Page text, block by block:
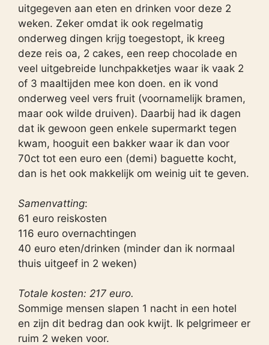
uitgegeven aan eten en drinken voor deze 2
weken. Zeker omdat ik ook regelmatig
onderweg dingen krijg toegestopt, ik kreeg
deze reis oa, 2 cakes, een reep chocolade en
veel uitgebreide lunchpakketjes waar ik vaak 2
of 3 maaltijden mee kon doen. en ik vond
onderweg veel vers fruit (voornamelijk bramen,
maar ook wilde druiven). Daarbij had ik dagen
dat ik gewoon geen enkele supermarkt tegen
kwam, hooguit een bakker waar ik dan voor
70ct tot een euro een (demi) baguette kocht,
dan is het ook makkelijk om weinig uit te geven.
Samenvatting:
61 euro reiskosten
116 euro overnachtingen
40 euro eten/drinken (minder dan ik normaal
thuis uitgeef in 2 weken)
Totale kosten: 217 euro.
Sommige mensen slapen 1 nacht in een hotel
en zijn dit bedrag dan ook kwijt. Ik pelgrimeer er
ruim 2 weken voor.